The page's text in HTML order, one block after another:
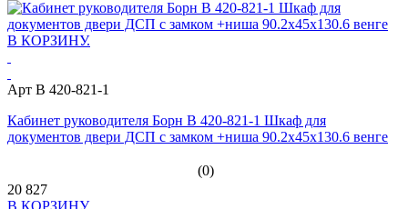
Арт B 420-821-1
Кабинет руководителя Борн B 420-821-1 Шкаф для
документов двери ДСП с замком +ниша 90.2x45x130.6 венге
(0)
20 827
В КОРЗИНУ